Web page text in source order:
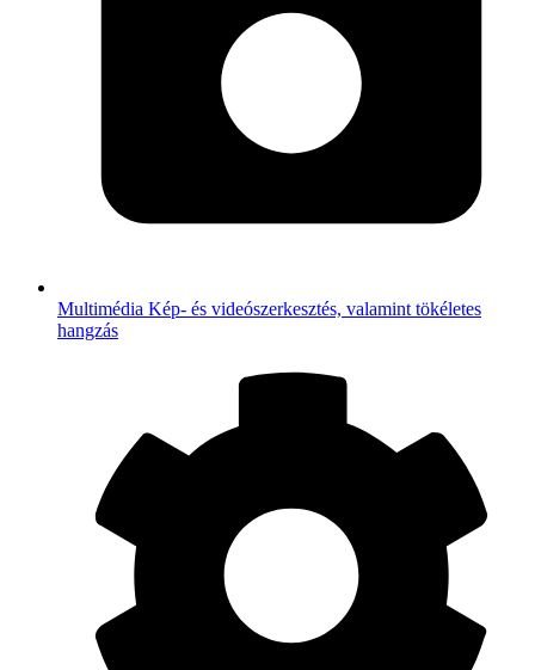
Multimédia Kép- és videószerkesztés, valamint tökéletes
hangzás